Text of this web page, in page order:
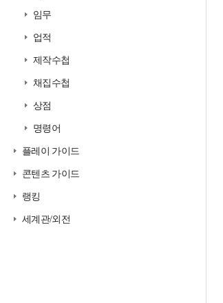
임무
업적
제작수첩
채집수첩
상점
명령어
플레이 가이드
콘텐츠 가이드
랭킹
세계관/외전